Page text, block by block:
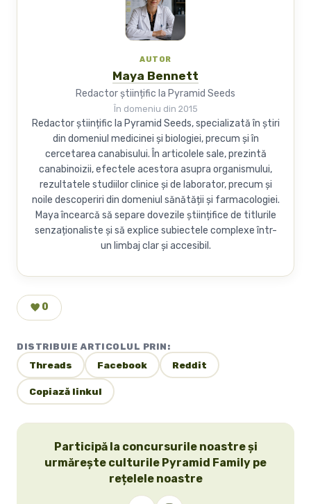
AUTOR
Maya Bennett
Redactor științific la Pyramid Seeds
În domeniu din 2015
Redactor științific la Pyramid Seeds, specializată în știri
din domeniul medicinei și biologiei, precum și în
cercetarea canabisului. În articolele sale, prezintă
canabinoizii, efectele acestora asupra organismului,
rezultatele studiilor clinice și de laborator, precum și
noile descoperiri din domeniul sănătății și farmacologiei.
Maya încearcă să separe dovezile științifice de titlurile
senzaționaliste și să explice subiectele complexe într-
un limbaj clar și accesibil.
0
DISTRIBUIE ARTICOLUL PRIN:
Threads Facebook Reddit
Copiază linkul
Participă la concursurile noastre și
urmărește culturile Pyramid Family pe
rețelele noastre